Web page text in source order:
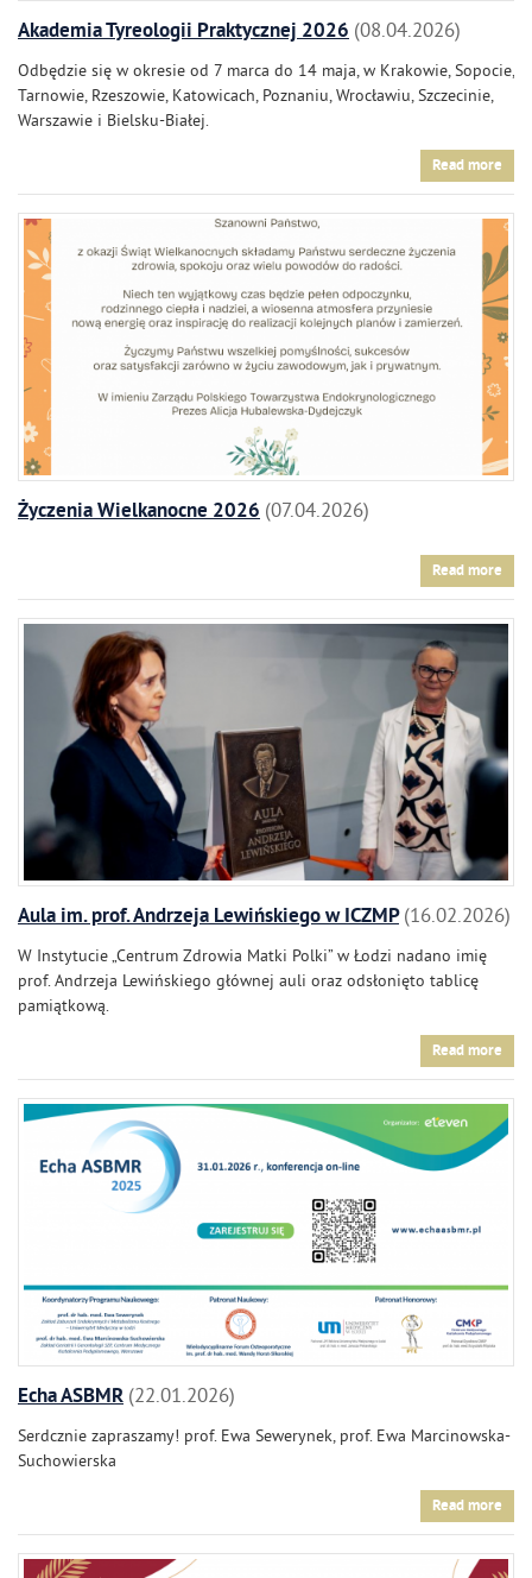
Akademia Tyreologii Praktycznej 2026 08.04.2026
Odbędzie się w okresie od 7 marca do 14 maja, w Krakowie, Sopocie,
Tarnowie, Rzeszowie, Katowicach, Poznaniu, Wrocławiu, Szczecinie,
Warszawie i Bielsku-Białej.
Read more
Życzenia Wielkanocne 2026 07.04.2026
Read more
Aula im. prof. Andrzeja Lewińskiego w ICZMP 16.02.2026
W Instytucie „Centrum Zdrowia Matki Polki” w Łodzi nadano imię
prof. Andrzeja Lewińskiego głównej auli oraz odsłonięto tablicę
pamiątkową.
Read more
Echa ASBMR 22.01.2026
Serdcznie zapraszamy! prof. Ewa Sewerynek, prof. Ewa Marcinowska-
Suchowierska
Read more